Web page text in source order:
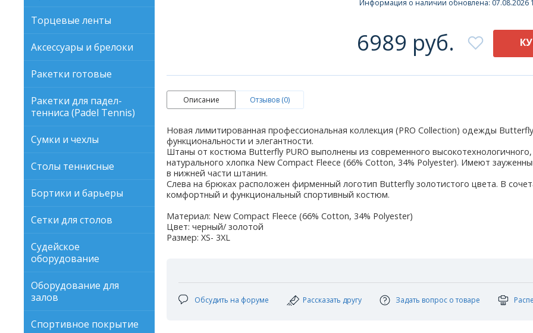
Торцевые ленты
Аксессуары и брелоки
Ракетки готовые
Ракетки для падел-
тенниса (Padel Tennis)
Сумки и чехлы
Столы теннисные
Бортики и барьеры
Сетки для столов
Судейское
оборудование
Оборудование для
залов
Спортивное покрытие
Информация о наличии обновлена: 07.08.2026
6989 руб.
Описание Отзывов (0)
Новая лимитированная профессиональная коллекция (PRO Collection) одежды
функциональности и элегантности.
Штаны от костюма Butterfly PURO выполнены из современного
натурального хлопка New Compact Fleece (66% Cotton, 34% Polyester). Имеют
в нижней части штанин.
Слева на брюках расположен фирменный логотип Butterfly золотистого цвета. В
комфортный и функциональный спортивный костюм.
Материал: New Compact Fleece (66% Cotton, 34% Polyester)
Цвет: черный/ золотой
Размер: XS- 3XL
Обсудить на форуме Рассказать другу Задать вопрос о товаре